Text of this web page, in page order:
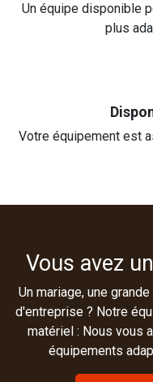
Un équipe disponible
plus
Votre équipement est
Vous avez
Un mariage, une
d'entreprise ? Notre
matériel : Nous vous
équipements